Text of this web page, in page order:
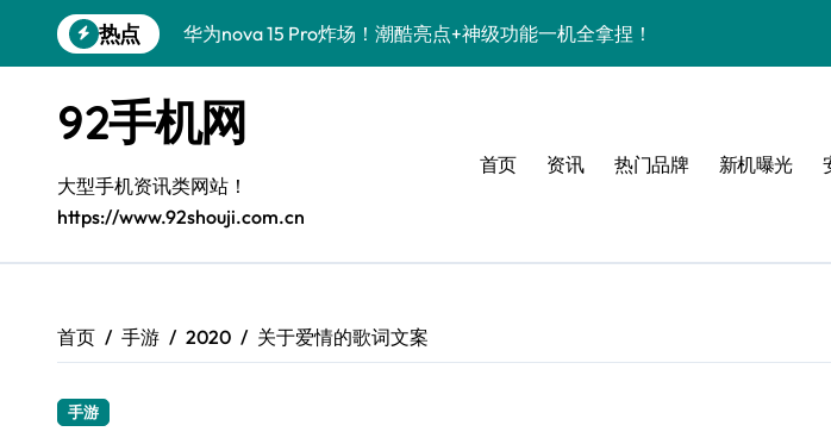
到
热点
华为nova 15 Pro炸场！潮酷亮点+神级功能一机全拿捏！
数码潮人必看！小米17 Pro Max资讯速递，一机掌控新动态！
数码潮人必看！三星Galaxy S26 Ultra新机亮点抢先大揭秘
数码潮人速来！三星Galaxy Z Flip7 FE新机抢先大揭秘！
数码控必看！REDMI K90配置大揭秘，发售信息一键掌握！
iPhone 17 Pro炸场来袭！性能狂飙，数码潮人速来围观！
92手机网
大型手机资讯类网站！
https://www.92shouji.com.cn
首页 资讯 热门品牌 新机曝光
首页 手游 2020 关于爱情的歌词文案
手游